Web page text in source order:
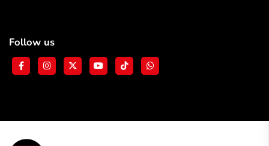
Follow us